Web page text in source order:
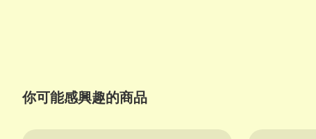
你可能感興趣的商品